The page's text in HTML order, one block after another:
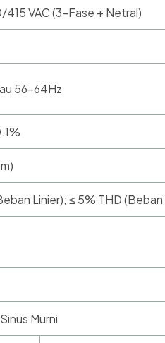
VAC (3-Fase + Netral)
56-64Hz
Linier); ≤ 5% THD
Murni